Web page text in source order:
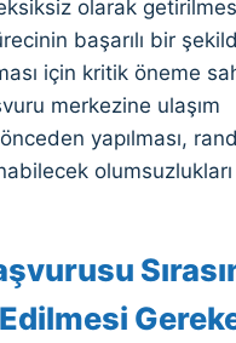
olarak
başarılı bir
için kritik öneme
merkezine ulaşım
önceden yapılması,